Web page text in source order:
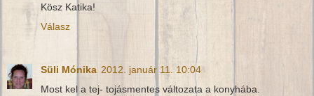
Kösz Katika!
Válasz
Süli Mónika 2012. január 11. 10:04
Most kel a tej- tojásmentes változata a konyhába.